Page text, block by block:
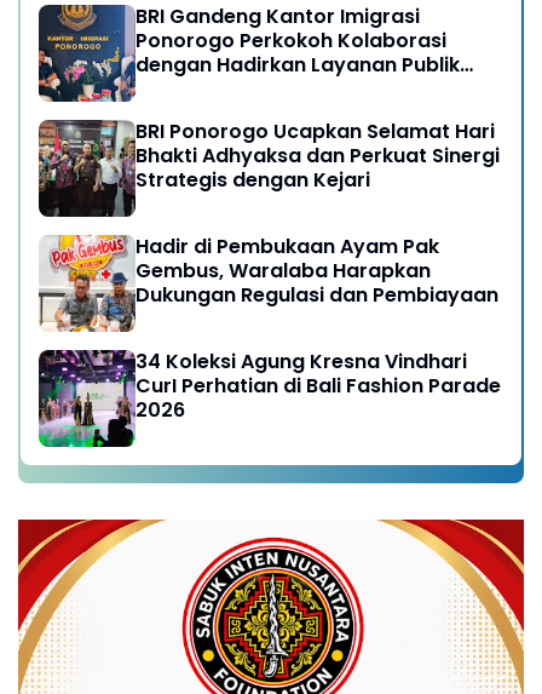
BRI Gandeng Kantor Imigrasi
Ponorogo Perkokoh Kolaborasi
dengan Hadirkan Layanan Publik
BRI Ponorogo Ucapkan Selamat Hari
Bhakti Adhyaksa dan Perkuat Sinergi
Strategis dengan Kejari
Hadir di Pembukaan Ayam Pak
Gembus, Waralaba Harapkan
Dukungan Regulasi dan Pembiayaan
34 Koleksi Agung Kresna Vindhari
CurI Perhatian di Bali Fashion Parade
2026